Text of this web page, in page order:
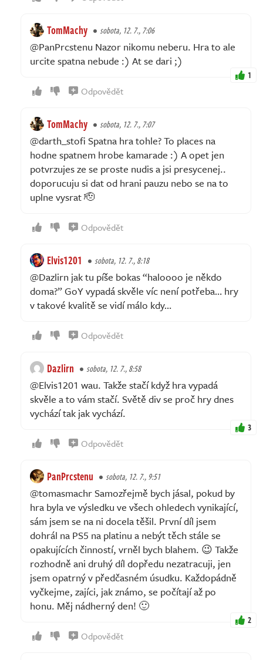
TomMachy sobota, 12. 7., 7:06
@PanPrcstenu Nazor nikomu neberu. Hra to ale
urcite spatna nebude :) At se dari ;)
1
Odpovědět
TomMachy sobota, 12. 7., 7:07
@darth_stofi Spatna hra tohle? To places na
hodne spatnem hrobe kamarade :) A opet jen
potvrzujes ze se proste nudis a jsi presycenej..
doporucuju si dat od hrani pauzu nebo se na to
uplne vysrat 🫡
Odpovědět
Elvis1201 sobota, 12. 7., 8:18
@Dazlirn jak tu píše bokas “haloooo je někdo
doma?” GoY vypadá skvěle víc není potřeba… hry
v takové kvalitě se vidí málo kdy…
Odpovědět
Dazlirn sobota, 12. 7., 8:58
@Elvis1201 wau. Takže stačí když hra vypadá
skvěle a to vám stačí. Světě div se proč hry dnes
vychází tak jak vychází.
3
Odpovědět
PanPrcstenu sobota, 12. 7., 9:51
@tomasmachr Samozřejmě bych jásal, pokud by
hra byla ve výsledku ve všech ohledech vynikající,
sám jsem se na ni docela těšil. První díl jsem
dohrál na PS5 na platinu a nebýt těch stále se
opakujících činností, vrněl bych blahem. 😉 Takže
rozhodně ani druhý díl dopředu nezatracuji, jen
jsem opatrný v předčasném úsudku. Každopádně
vyčkejme, zajíci, jak známo, se počítají až po
honu. Měj nádherný den! 🙂
2
Odpovědět